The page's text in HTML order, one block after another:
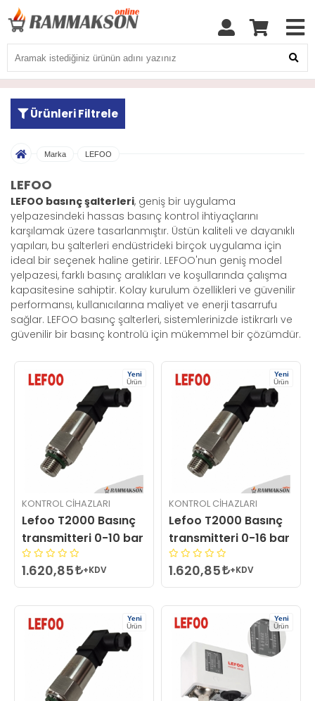
Ürünleri Filtrele
Marka LEFOO
LEFOO
LEFOO basınç şalterleri, geniş bir uygulama
yelpazesindeki hassas basınç kontrol ihtiyaçlarını
karşılamak üzere tasarlanmıştır. Üstün kaliteli ve dayanıklı
yapıları, bu şalterleri endüstrideki birçok uygulama için
ideal bir seçenek haline getirir. LEFOO'nun geniş model
yelpazesi, farklı basınç aralıkları ve koşullarında çalışma
kapasitesine sahiptir. Kolay kurulum özellikleri ve güvenilir
performansı, kullanıcılarına maliyet ve enerji tasarrufu
sağlar. LEFOO basınç şalterleri, sistemlerinizde istikrarlı ve
güvenilir bir basınç kontrolü için mükemmel bir çözümdür.
Yeni
Ürün
KONTROL CIHAZLARI
Lefoo T2000 Basınç
transmitteri 0-10 bar
1.620,85 +KDV
Yeni
Ürün
KONTROL CIHAZLARI
Lefoo T2000 Basınç
transmitteri 0-16 bar
1.620,85 +KDV
Yeni
Ürün
Yeni
Ürün